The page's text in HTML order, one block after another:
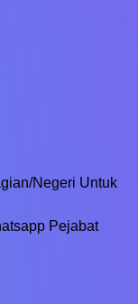
Negeri Untuk
Pejabat